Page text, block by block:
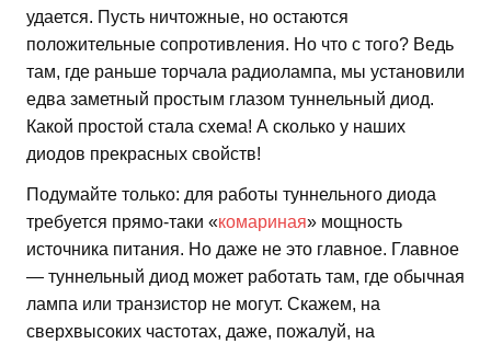
удается. Пусть ничтожные, но остаются
положительные сопротивления. Но что с того? Ведь
там, где раньше торчала радиолампа, мы установили
едва заметный простым глазом туннельный диод.
Какой простой стала схема! А сколько у наших
диодов прекрасных свойств!
Подумайте только: для работы туннельного диода
требуется прямо-таки «комариная» мощность
источника питания. Но даже не это главное. Главное
— туннельный диод может работать там, где обычная
лампа или транзистор не могут. Скажем, на
сверхвысоких частотах, даже, пожалуй, на